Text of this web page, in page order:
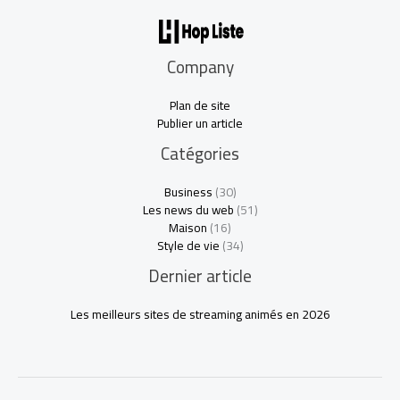
Company
Plan de site
Publier un article
Catégories
Business(30)
Les news du web(51)
Maison(16)
Style de vie(34)
Dernier article
Les meilleurs sites de streaming animés en 2026